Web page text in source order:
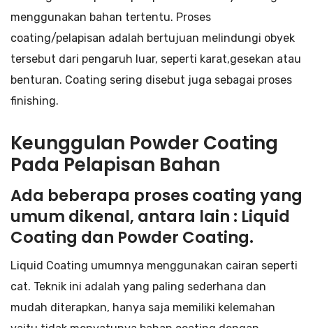
menggunakan bahan tertentu. Proses
coating/pelapisan adalah bertujuan melindungi obyek
tersebut dari pengaruh luar, seperti karat,gesekan atau
benturan. Coating sering disebut juga sebagai proses
finishing.
Keunggulan Powder Coating
Pada Pelapisan Bahan
Ada beberapa proses coating yang
umum dikenal, antara lain : Liquid
Coating dan Powder Coating.
Liquid Coating umumnya menggunakan cairan seperti
cat. Teknik ini adalah yang paling sederhana dan
mudah diterapkan, hanya saja memiliki kelemahan